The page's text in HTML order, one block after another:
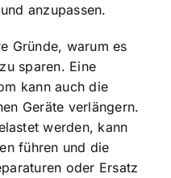
anzupassen.
Gründe, warum es
sparen. Eine
kann auch die
Geräte verlängern.
werden, kann
führen und die
oder Ersatz